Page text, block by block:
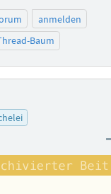
anmelden
Baum